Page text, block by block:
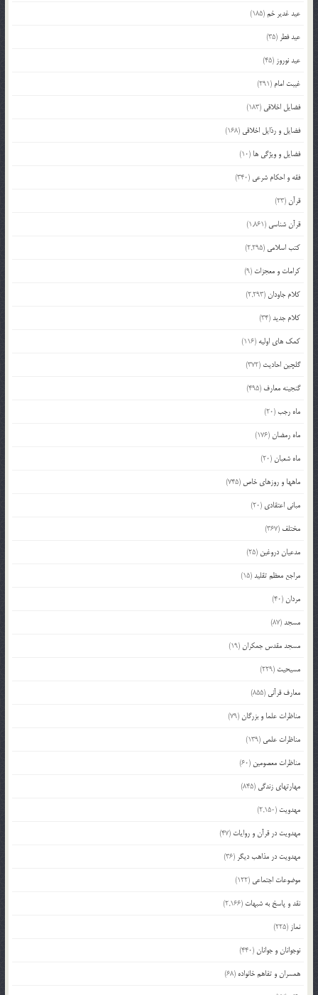
عید غدیر خم(185)
عید فطر (35)
عید نوروز (45)
غیبت امام (291)
فضایل اخلاقی (183)
فضایل و رذایل اخلاقی (168)
فضایل و ویژگی ها (10)
فقه و احکام شرعی (340)
قرآن(23)
قرآن شناسی (1,861)
کتب اسلامی (2,295)
کرامات و معجزات (9)
کلام جاودان(2,293)
کلام جدید(34)
کمک های اولیه (116)
گلچین احادیث (372)
گنجینه معارف (495)
ماه رجب(20)
ماه رمضان(176)
ماه شعبان(20)
ماهها و روزهای خاص (745)
مبانی اعتقادی (20)
مختلف (367)
مدعیان دروغین (25)
مراجع معظم تقلید(15)
مردان(40)
مسجد(87)
مسجد مقدس جمکران(19)
مسیحیت (229)
معارف قرآنی (855)
مناظرات علما و بزرگان(79)
مناظرات علمی (139)
مناظرات معصومین (60)
مهارتهای زندگی (845)
مهدویت (2,150)
مهدویت در قرآن و روایات (47)
مهدویت در مذاهب دیگر (36)
موضوعات اجتماعی (122)
نقد و پاسخ به شبهات (2,166)
نماز (225)
نوجوانان و جوانان(440)
همسران و تفاهم خانواده (68)